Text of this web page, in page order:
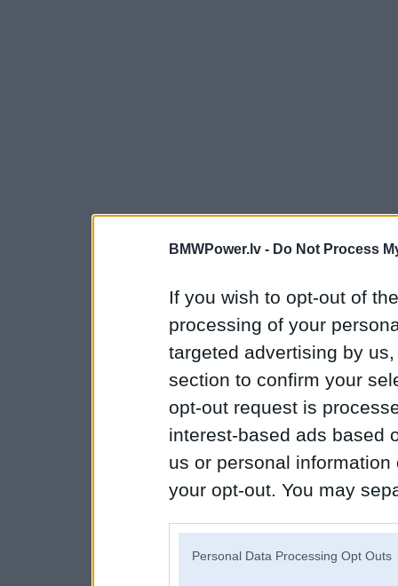
BMWPower.lv - Do Not Process
If you wish to opt-out of
processing of your
targeted advertising by
section to confirm your
opt-out request is
interest-based ads based
us or personal
your opt-out. You may
Personal Data Processing Opt Outs